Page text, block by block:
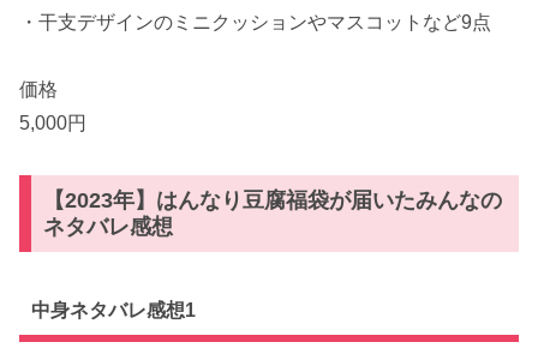
・干支デザインのミニクッションやマスコットなど9点
価格
5,000円
【2023年】はんなり豆腐福袋が届いたみんなの
ネタバレ感想
中身ネタバレ感想1